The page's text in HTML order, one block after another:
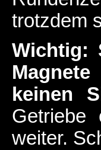
trotzdem
Wichtig:
keinen
Getriebe
weiter.